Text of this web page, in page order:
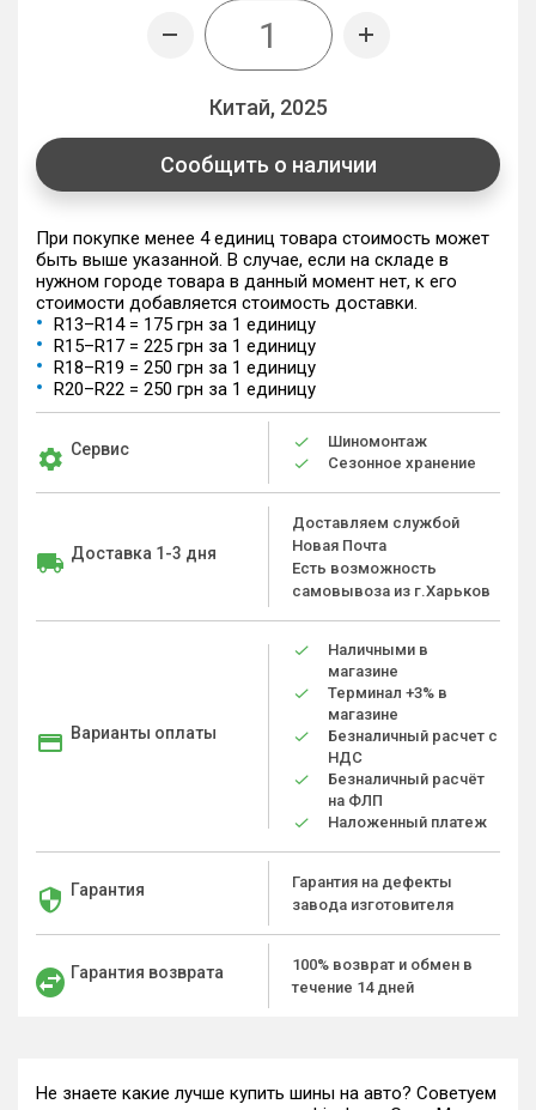
Китай, 2025
Сообщить о наличии
При покупке менее 4 единиц товара стоимость может
быть выше указанной. В случае, если на складе в
нужном городе товара в данный момент нет, к его
стоимости добавляется стоимость доставки.
R13–R14 = 175 грн за 1 единицу
R15–R17 = 225 грн за 1 единицу
R18–R19 = 250 грн за 1 единицу
R20–R22 = 250 грн за 1 единицу
Сервис
Шиномонтаж
Сезонное хранение
Доставка 1-3 дня
Доставляем службой
Новая Почта
Есть возможность
самовывоза из г.Харьков
Варианты оплаты
Наличными в
магазине
Терминал +3% в
магазине
Безналичный расчет с
НДС
Безналичный расчёт
на ФЛП
Наложенный платеж
Гарантия
Гарантия на дефекты
завода изготовителя
Гарантия возврата
100% возврат и обмен в
течение 14 дней
Не знаете какие лучше купить шины на авто? Советуем